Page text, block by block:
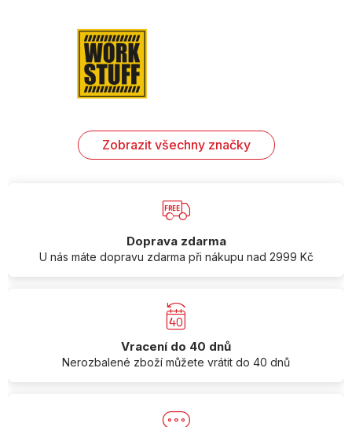
Zobrazit všechny značky
Doprava zdarma
U nás máte dopravu zdarma při nákupu nad 2999 Kč
Vracení do 40 dnů
Nerozbalené zboží můžete vrátit do 40 dnů